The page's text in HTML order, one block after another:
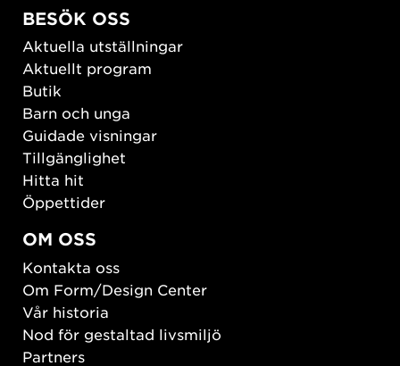
BESÖK OSS
Aktuella utställningar
Aktuellt program
Butik
Barn och unga
Guidade visningar
Tillgänglighet
Hitta hit
Öppettider
OM OSS
Kontakta oss
Om Form/Design Center
Vår historia
Nod för gestaltad livsmiljö
Partners